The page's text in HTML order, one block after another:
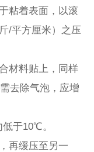
粘着表面，以滚
/平方厘米）之压
材料贴上，同样
去除气泡，应增
于10℃。
再缓压至另一